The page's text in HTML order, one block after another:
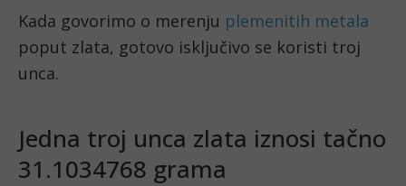
Kada govorimo o merenju plemenitih metala
poput zlata, gotovo isključivo se koristi troj
unca.
Jedna troj unca zlata iznosi tačno
31.1034768 grama